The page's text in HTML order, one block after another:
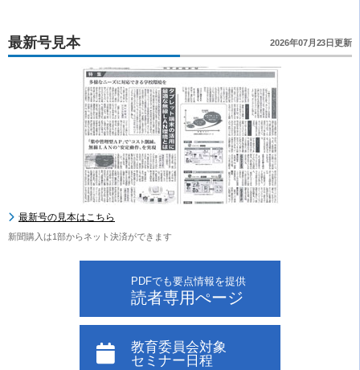
最新号見本 2026年07月23日更新
最新号の見本はこちら
新聞購入は1部からネット決済ができます
PDFでも要点情報を提供
読者専用ぺージ
教育委員会対象
セミナー日程